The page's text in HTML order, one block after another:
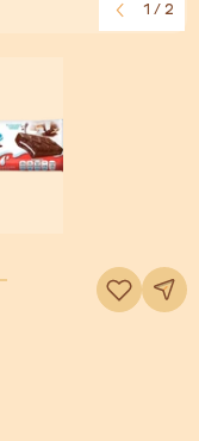
1 / 2
Adicionar
à
lista